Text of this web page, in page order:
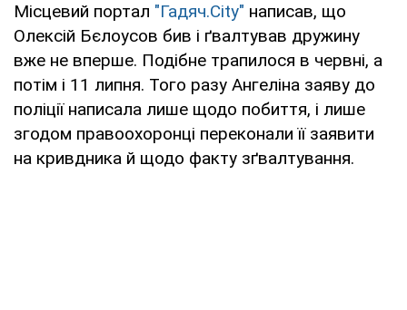
Місцевий портал "Гадяч.City" написав, що
Олексій Бєлоусов бив і ґвалтував дружину
вже не вперше. Подібне трапилося в червні, а
потім і 11 липня. Того разу Ангеліна заяву до
поліції написала лише щодо побиття, і лише
згодом правоохоронці переконали її заявити
на кривдника й щодо факту зґвалтування.